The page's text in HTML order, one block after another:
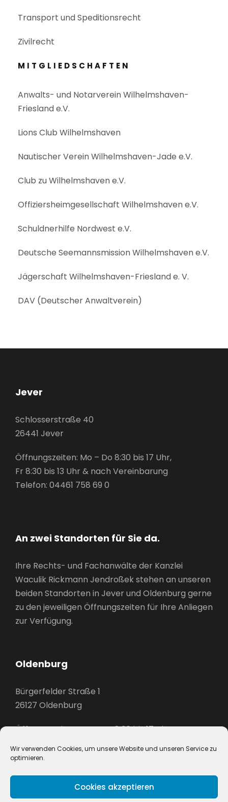
Wir verwenden Cookies, um unsere Website und unseren Service zu
optimieren.
Cookies akzeptieren
Transport und Speditionsrecht
Zivilrecht
MITGLIEDSCHAFTEN
Anwalts- und Notarverein Wilhelmshaven-
Friesland e.V.
Lions Club Wilhelmshaven
Nautischer Verein Wilhelmshaven-Jade e.V.
Club zu Wilhelmshaven e.V.
Offiziersheimgesellschaft Wilhelmshaven e.V.
Schuldnerhilfe Nordwest e.V.
Deutsche Seemannsmission Wilhelmshaven e.V.
Jägerschaft Wilhelmshaven-Friesland e. V.
DAV (Deutscher Anwaltverein)
Jever
Schlosserstraße 40
26441 Jever
Öffnungszeiten: Mo – Do 8:30 bis 17 Uhr,
Fr 8:30 bis 13 Uhr & nach Vereinbarung
Telefon: 04461 758 69 0
An zwei Standorten für Sie da.
Ihre Rechts- und Fachanwälte der Kanzlei
Waculik Rickmann Jendroßek stehen an unseren
beiden Standorten in Jever und Oldenburg gerne
zu den jeweiligen Öffnungszeiten für Ihre Anliegen
zur Verfügung.
Oldenburg
Bürgerfelder Straße 1
26127 Oldenburg
Öffnungszeiten: Mo – Do 8:30 bis 17 Uhr,
Telefon: 0441 770 37 947